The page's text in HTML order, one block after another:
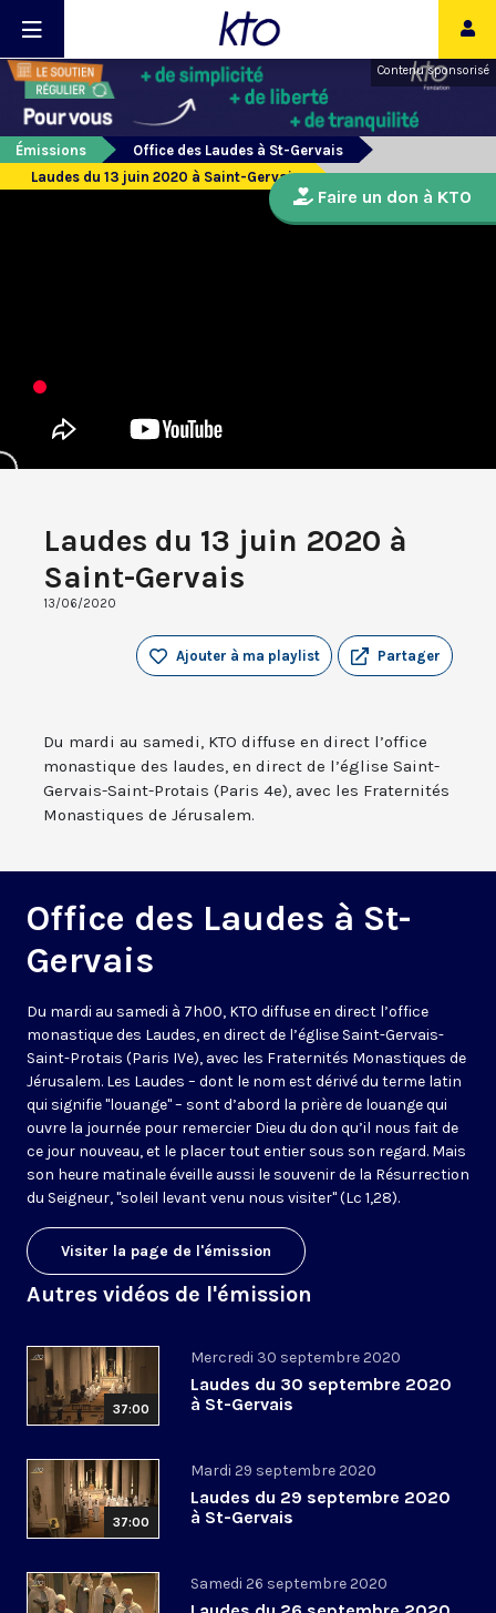
Contenu sponsorisé
Émissions
Office des Laudes à St-Gervais
Laudes du 13 juin 2020 à Saint-Gervais
Laudes du 13 juin 2020 à
Saint-Gervais
13/06/2020
Partager
Ajouter à ma playlist
Du mardi au samedi, KTO diffuse en direct l’office
monastique des laudes, en direct de l’église Saint-
Gervais-Saint-Protais (Paris 4e), avec les Fraternités
Monastiques de Jérusalem.
Office des Laudes à St-
Gervais
Du mardi au samedi à 7h00, KTO diffuse en direct l’office
monastique des Laudes, en direct de l’église Saint-Gervais-
Saint-Protais (Paris IVe), avec les Fraternités Monastiques de
Jérusalem. Les Laudes – dont le nom est dérivé du terme latin
qui signifie "louange" – sont d’abord la prière de louange qui
ouvre la journée pour remercier Dieu du don qu’il nous fait de
ce jour nouveau, et le placer tout entier sous son regard. Mais
son heure matinale éveille aussi le souvenir de la Résurrection
du Seigneur, "soleil levant venu nous visiter" (Lc 1,28).
Visiter la page de l'émission
Autres vidéos de l'émission
37:00
Mercredi 30 septembre 2020
Laudes du 30 septembre 2020
à St-Gervais
37:00
Mardi 29 septembre 2020
Laudes du 29 septembre 2020
à St-Gervais
Samedi 26 septembre 2020
Faire un don à KTO